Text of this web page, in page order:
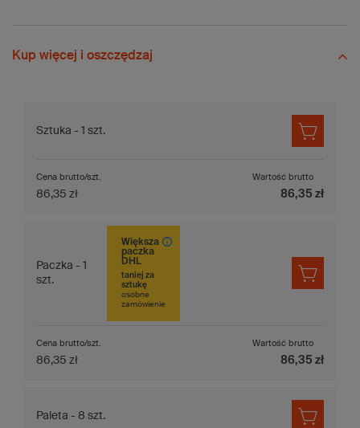
Kup więcej i oszczędzaj
Sztuka - 1 szt.
Cena brutto/szt.
86,35 zł
Wartość brutto
86,35 zł
Paczka - 1
szt.
Większa
paczka
DHL
taniej za
sztukę
osobne
zamówienie
Cena brutto/szt.
86,35 zł
Wartość brutto
86,35 zł
Paleta - 8 szt.